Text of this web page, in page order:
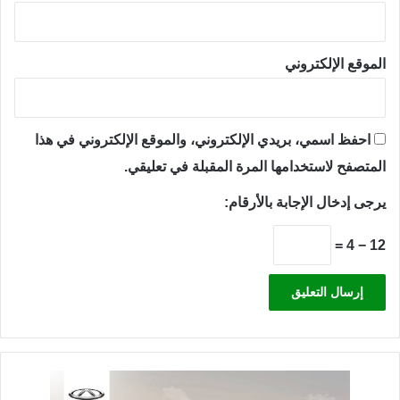
الموقع الإلكتروني
احفظ اسمي، بريدي الإلكتروني، والموقع الإلكتروني في هذا
المتصفح لاستخدامها المرة المقبلة في تعليقي.
يرجى إدخال الإجابة بالأرقام:
12 − 4 =